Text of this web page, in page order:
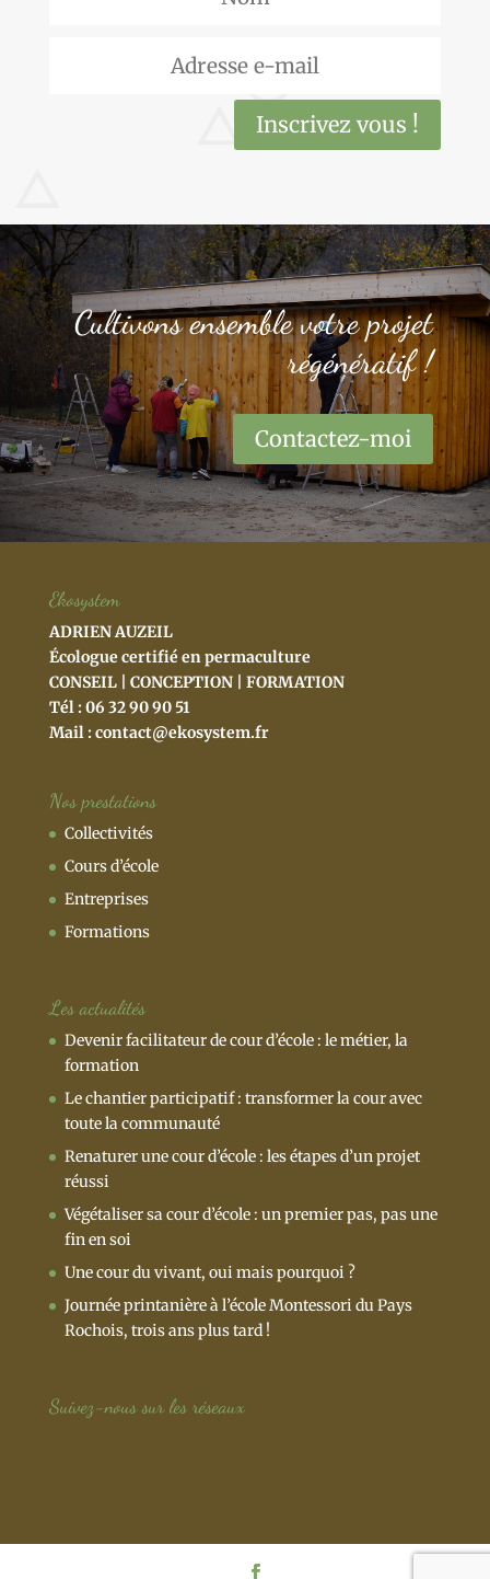
Inscrivez vous !
Cultivons ensemble votre projet
régénératif !
Contactez-moi
Ekosystem
ADRIEN AUZEIL
Écologue certifié en permaculture
CONSEIL | CONCEPTION | FORMATION
Tél : 06 32 90 90 51
Mail :contact@ekosystem.fr
Nos prestations
Collectivités
Cours d’école
Entreprises
Formations
Les actualités
Devenir facilitateur de cour d’école : le métier, la
formation
Le chantier participatif : transformer la cour avec
toute la communauté
Renaturer une cour d’école : les étapes d’un projet
réussi
Végétaliser sa cour d’école : un premier pas, pas une
fin en soi
Une cour du vivant, oui mais pourquoi ?
Journée printanière à l’école Montessori du Pays
Rochois, trois ans plus tard !
Suivez-nous sur les réseaux